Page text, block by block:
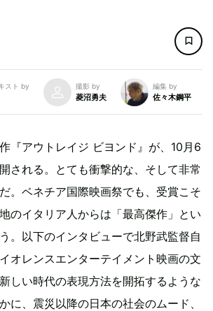
スト by 撮影 by
菱沼勇夫
編集 by
佐々木鋼平
『アウトレイジ ビヨンド』が、10月6
される。とても衝撃的な、そして非常
。ベネチア国際映画祭でも、受賞こそ
のイタリア人からは「最高傑作」とい
。以下のインタビューで北野武監督自
オレンスエンターテイメント映画の文
しい時代の表現方法を開拓するような
に、震災以降の日本の社会のムード、